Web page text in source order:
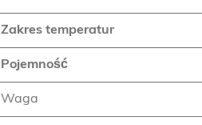
Zakres temperatur
Pojemność
Waga